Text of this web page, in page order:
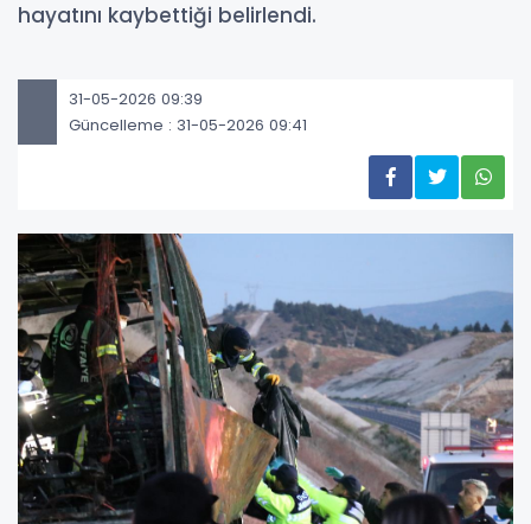
hayatını kaybettiği belirlendi.
31-05-2026 09:39
Güncelleme : 31-05-2026 09:41